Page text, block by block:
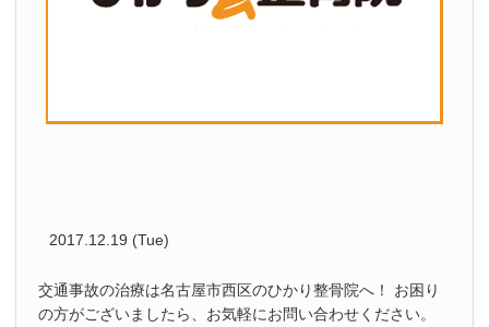
2017.12.19 (Tue)
交通事故の治療は名古屋市西区のひかり整骨院へ！ お困り
の方がございましたら、お気軽にお問い合わせください。